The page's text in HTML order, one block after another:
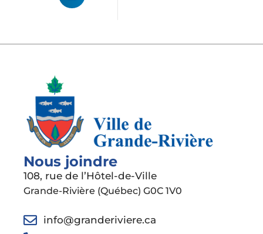
Nous joindre
108, rue de l’Hôtel-de-Ville
Grande-Rivière (Québec) G0C 1V0
info@granderiviere.ca